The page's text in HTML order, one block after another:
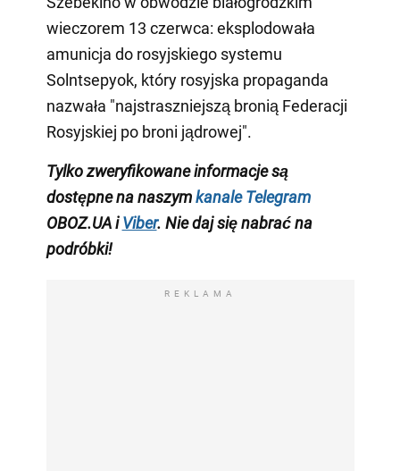
wieczorem 13 czerwca: eksplodowała
amunicja do rosyjskiego systemu
Solntsepyok, który rosyjska propaganda
nazwała "najstraszniejszą bronią Federacji
Rosyjskiej po broni jądrowej".
Tylko zweryfikowane informacje są
dostępne na naszymkanale Telegram
OBOZ.UA iViber. Nie daj się nabrać na
podróbki!
REKLAMA